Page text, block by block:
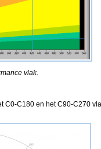
vlak.
C0-C180 en het C90-C270